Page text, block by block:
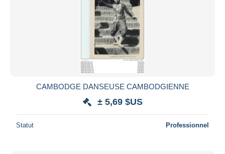
CAMBODGE DANSEUSE CAMBODGIENNE
± 5,69 $US
Statut Professionnel